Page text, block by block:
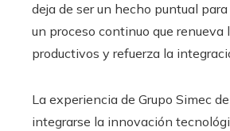
deja de ser un hecho puntual
un proceso continuo que renueva
productivos y refuerza la
La experiencia de Grupo Simec
integrarse la innovación